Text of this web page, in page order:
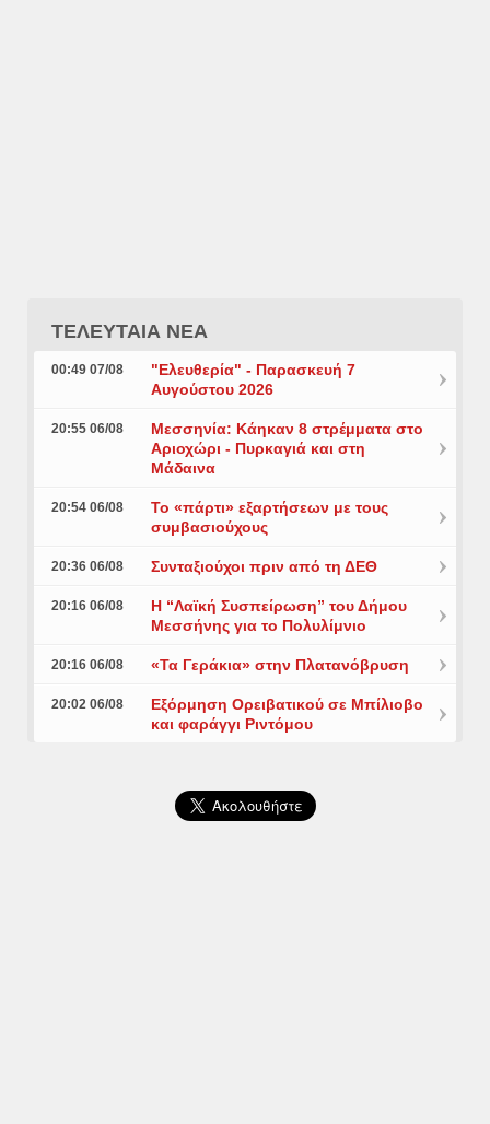
ΤΕΛΕΥΤΑΙΑ ΝΕΑ
00:49 07/08
"Ελευθερία" - Παρασκευή 7
Αυγούστου 2026
20:55 06/08
Μεσσηνία: Κάηκαν 8 στρέμματα στο
Αριοχώρι - Πυρκαγιά και στη
Μάδαινα
20:54 06/08
Το «πάρτι» εξαρτήσεων με τους
συμβασιούχους
20:36 06/08 Συνταξιούχοι πριν από τη ΔΕΘ
20:16 06/08
Η “Λαϊκή Συσπείρωση” του Δήμου
Μεσσήνης για το Πολυλίμνιο
20:16 06/08 «Τα Γεράκια» στην Πλατανόβρυση
20:02 06/08
Εξόρμηση Ορειβατικού σε Μπίλιοβο
και φαράγγι Ριντόμου